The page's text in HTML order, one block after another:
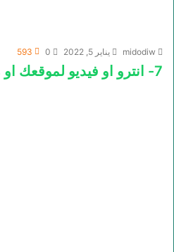
midodiw يناير 5, 2022 0
593
7- انترو او فيديو لموقعك او منتجك